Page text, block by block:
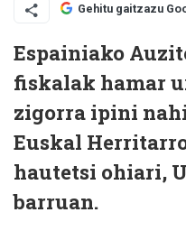
Gehitu gaitzazu
Espainiako
fiskalak hamar
zigorra ipini
Euskal
hautetsi ohiari,
barruan.